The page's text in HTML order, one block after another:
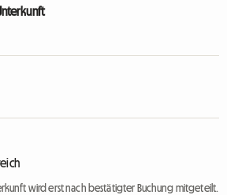
wird erst nach bestätigter Buchung mitgeteilt.